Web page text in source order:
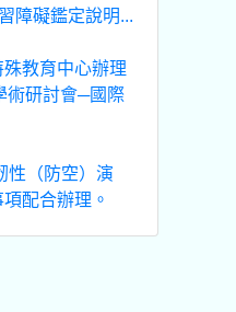
障礙鑑定說明...
教育中心辦理
術研討會─國際
性（防空）演
配合辦理。